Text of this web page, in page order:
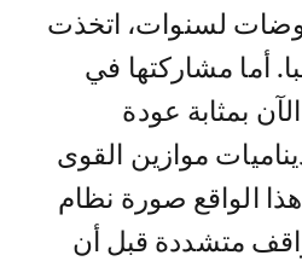
لسنوات، اتخذت
أما مشاركتها في
بمثابة عودة
موازين القوى
الواقع صورة نظام
متشددة قبل أن